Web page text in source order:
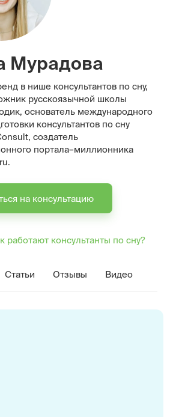
Мурадова
в нише консультантов по сну,
русскоязычной школы
основатель международного
консультантов по сну
создатель
портала–миллионника
на консультацию
работают консультанты по сну?
Статьи Отзывы Видео